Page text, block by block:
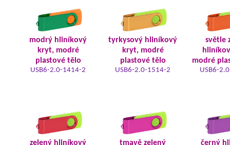
modrý hliníkový
kryt, modré
plastové tělo
USB6-2.0-1414-2
tyrkysový hliníkový
kryt, modré
plastové tělo
USB6-2.0-1514-2
světle
modré
USB6-
zelený hliníkový tmavě zelený černý